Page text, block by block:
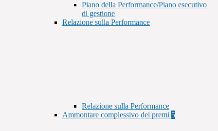
Piano della Performance/Piano esecutivo
di gestione
Relazione sulla Performance
Relazione sulla Performance
Ammontare complessivo dei premi 5